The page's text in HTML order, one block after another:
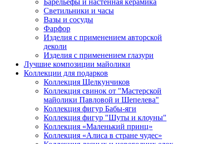
Светильники и часы
Вазы и сосуды
Фарфор
Изделия с применением авторской
деколи
Изделия с применением глазури
Лучшие композиции майолики
Коллекции для подарков
Коллекция Щелкунчиков
Коллекция свинок от "Мастерской
майолики Павловой и Шепелева"
Коллекция фигур Бабы-яги
Коллекция фигур "Шуты и клоуны"
Коллекция «Маленький принц»
Коллекция «Алиса в стране чудес»